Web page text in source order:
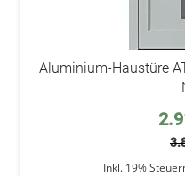
Aluminium-Haustüre
Inkl. 19%